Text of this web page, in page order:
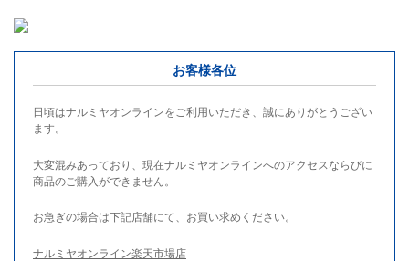
お客様各位
日頃はナルミヤオンラインをご利用いただき、誠にありがとうござい
ます。
大変混みあっており、現在ナルミヤオンラインへのアクセスならびに
商品のご購入ができません。
お急ぎの場合は下記店舗にて、お買い求めください。
ナルミヤオンライン楽天市場店